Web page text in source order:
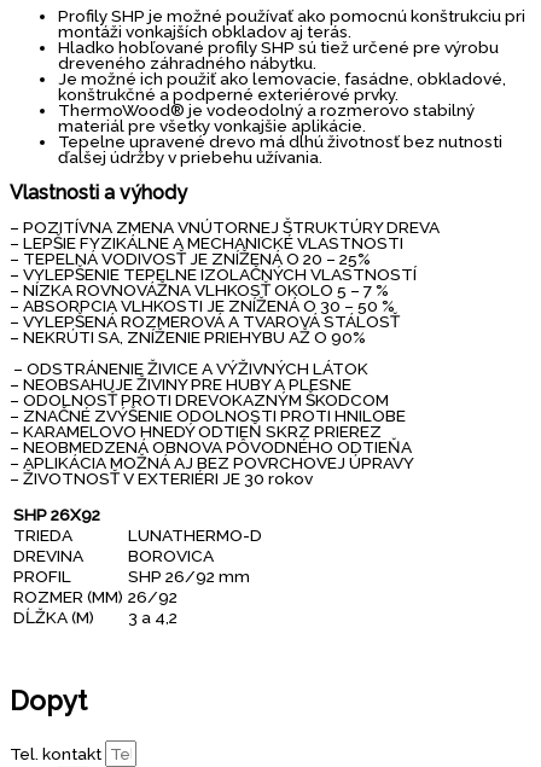
Profily SHP je možné používať ako pomocnú konštrukciu pri
montáži vonkajších obkladov aj terás.
Hladko hobľované profily SHP sú tiež určené pre výrobu
dreveného záhradného nábytku.
Je možné ich použiť ako lemovacie, fasádne, obkladové,
konštrukčné a podperné exteriérové prvky.
ThermoWood® je vodeodolný a rozmerovo stabilný
materiál pre všetky vonkajšie aplikácie.
Tepelne upravené drevo má dlhú životnosť bez nutnosti
ďalšej údržby v priebehu užívania.
Vlastnosti a výhody
– POZITÍVNA ZMENA VNÚTORNEJ ŠTRUKTÚRY DREVA
– LEPŠIE FYZIKÁLNE A MECHANICKÉ VLASTNOSTI
– TEPELNÁ VODIVOSŤ JE ZNÍŽENÁ O 20 – 25%
– VYLEPŠENIE TEPELNE IZOLAČNÝCH VLASTNOSTÍ
– NÍZKA ROVNOVÁŽNA VLHKOSŤ OKOLO 5 – 7 %
– ABSORPCIA VLHKOSTI JE ZNÍŽENÁ O 30 – 50 %
– VYLEPŠENÁ ROZMEROVÁ A TVAROVÁ STÁLOSŤ
– NEKRÚTI SA, ZNÍŽENIE PRIEHYBU AŽ O 90%
– ODSTRÁNENIE ŽIVICE A VÝŽIVNÝCH LÁTOK
– NEOBSAHUJE ŽIVINY PRE HUBY A PLESNE
– ODOLNOSŤ PROTI DREVOKAZNÝM ŠKODCOM
– ZNAČNÉ ZVÝŠENIE ODOLNOSTI PROTI HNILOBE
– KARAMELOVO HNEDÝ ODTIEŇ SKRZ PRIEREZ
– NEOBMEDZENÁ OBNOVA PÔVODNÉHO ODTIEŇA
– APLIKÁCIA MOŽNÁ AJ BEZ POVRCHOVEJ ÚPRAVY
– ŽIVOTNOSŤ V EXTERIÉRI JE 30 rokov
SHP 26X92
TRIEDA
LUNATHERMO-D
DREVINA
BOROVICA
PROFIL
SHP 26/92 mm
ROZMER (MM) 26/92
DĹŽKA (M)
3 a 4,2
Dopyt
Tel. kontakt